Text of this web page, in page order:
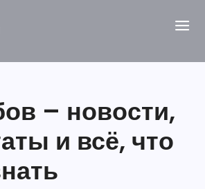
– новости,
и всё, что